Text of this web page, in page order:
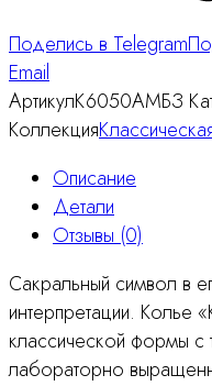
Поделись в Telegram
Email
АртикулК6050АМБЗ
Коллекция
Описание
Детали
Отзывы (0)
Сакральный символ в
интерпретации. Колье
классической формы
лабораторно